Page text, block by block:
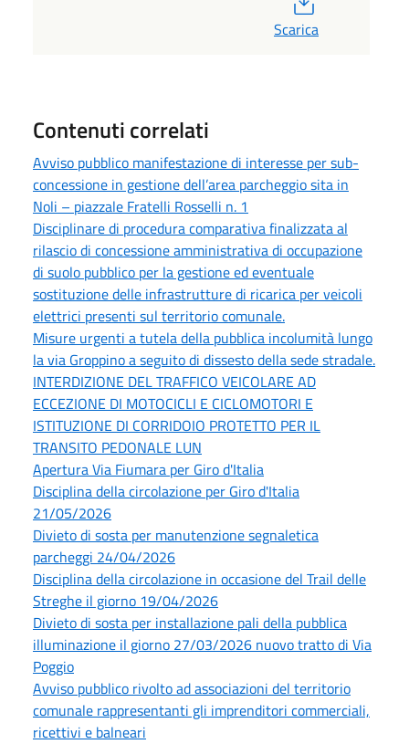
Scarica
Contenuti correlati
Avviso pubblico manifestazione di interesse per sub-
concessione in gestione dell’area parcheggio sita in
Noli – piazzale Fratelli Rosselli n. 1
Disciplinare di procedura comparativa finalizzata al
rilascio di concessione amministrativa di occupazione
di suolo pubblico per la gestione ed eventuale
sostituzione delle infrastrutture di ricarica per veicoli
elettrici presenti sul territorio comunale.
Misure urgenti a tutela della pubblica incolumità lungo
la via Groppino a seguito di dissesto della sede stradale.
INTERDIZIONE DEL TRAFFICO VEICOLARE AD
ECCEZIONE DI MOTOCICLI E CICLOMOTORI E
ISTITUZIONE DI CORRIDOIO PROTETTO PER IL
TRANSITO PEDONALE LUN
Apertura Via Fiumara per Giro d'Italia
Disciplina della circolazione per Giro d'Italia
21/05/2026
Divieto di sosta per manutenzione segnaletica
parcheggi 24/04/2026
Disciplina della circolazione in occasione del Trail delle
Streghe il giorno 19/04/2026
Divieto di sosta per installazione pali della pubblica
illuminazione il giorno 27/03/2026 nuovo tratto di Via
Poggio
Avviso pubblico rivolto ad associazioni del territorio
comunale rappresentanti gli imprenditori commerciali,
ricettivi e balneari